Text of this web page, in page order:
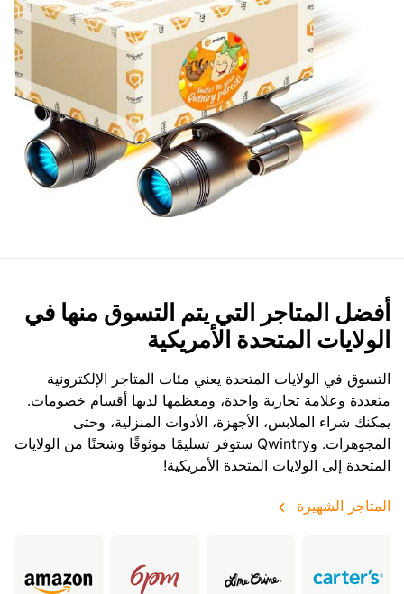
أفضل المتاجر التي يتم التسوق منها في
الولايات المتحدة الأمريكية
التسوق في الولايات المتحدة يعني مئات المتاجر الإلكترونية
متعددة وعلامة تجارية واحدة، ومعظمها لديها أقسام خصومات.
يمكنك شراء الملابس، الأجهزة، الأدوات المنزلية، وحتى
المجوهرات. وQwintry ستوفر تسليمًا موثوقًا وشحنًا من الولايات
المتحدة إلى الولايات المتحدة الأمريكية!
المتاجر الشهيرة